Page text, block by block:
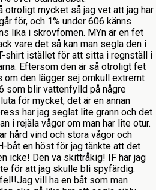
otroligt mycket så jag vet att jag har
för, och 1% under 606 känns
lika i skrovfomen. MYn är en fet
vare det så kan man segla den i
shirt istället för att sitta i regnställ i
Eftersom den är så otroligt fet
om den lägger sej omkull extremt
som blir vattenfylld på någre
för mycket, det är en annan
har jag seglat lite grann och det
i rejäla vågor om man har lite otur.
hård vind och stora vågor och
båt en höst för jag tänkte att det
icke! Den va skittråkig! IF har jag
för att jag skulle bli spyfärdig.
vill ha en båt som man